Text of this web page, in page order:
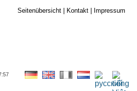
Seitenübersicht| Kontakt| Impressum